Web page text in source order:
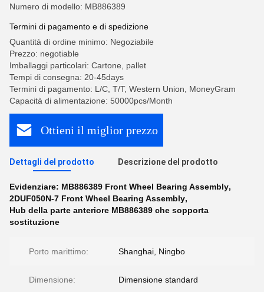
Numero di modello: MB886389
Termini di pagamento e di spedizione
Quantità di ordine minimo: Negoziabile
Prezzo: negotiable
Imballaggi particolari: Cartone, pallet
Tempi di consegna: 20-45days
Termini di pagamento: L/C, T/T, Western Union, MoneyGram
Capacità di alimentazione: 50000pcs/Month
Ottieni il miglior prezzo
Dettagli del prodotto Descrizione del prodotto
Evidenziare: MB886389 Front Wheel Bearing Assembly,
2DUF050N-7 Front Wheel Bearing Assembly,
Hub della parte anteriore MB886389 che sopporta
sostituzione
Porto marittimo: Shanghai, Ningbo
Dimensione: Dimensione standard